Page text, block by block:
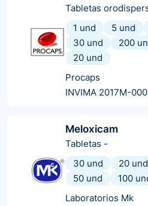
Tabletas
1 und
5 und
30 und
200
20 und
Procaps
INVIMA 2017M-
Meloxicam
Tabletas -
30 und
20 und
50 und
100
Laboratorios Mk